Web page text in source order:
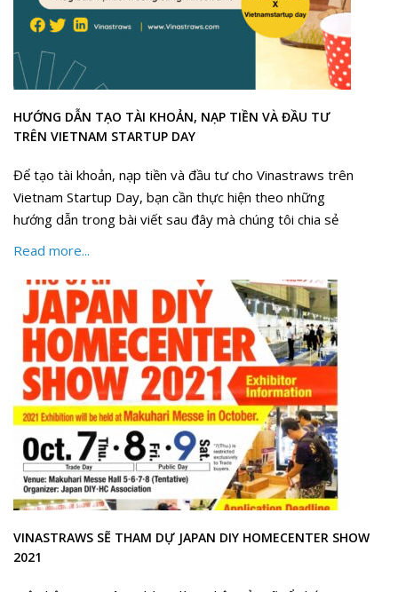
HƯỚNG DẪN TẠO TÀI KHOẢN, NẠP TIỀN VÀ ĐẦU TƯ
TRÊN VIETNAM STARTUP DAY
Để tạo tài khoản, nạp tiền và đầu tư cho Vinastraws trên
Vietnam Startup Day, bạn cần thực hiện theo những
hướng dẫn trong bài viết sau đây mà chúng tôi chia sẻ
Read more...
VINASTRAWS SẼ THAM DỰ JAPAN DIY HOMECENTER SHOW
2021